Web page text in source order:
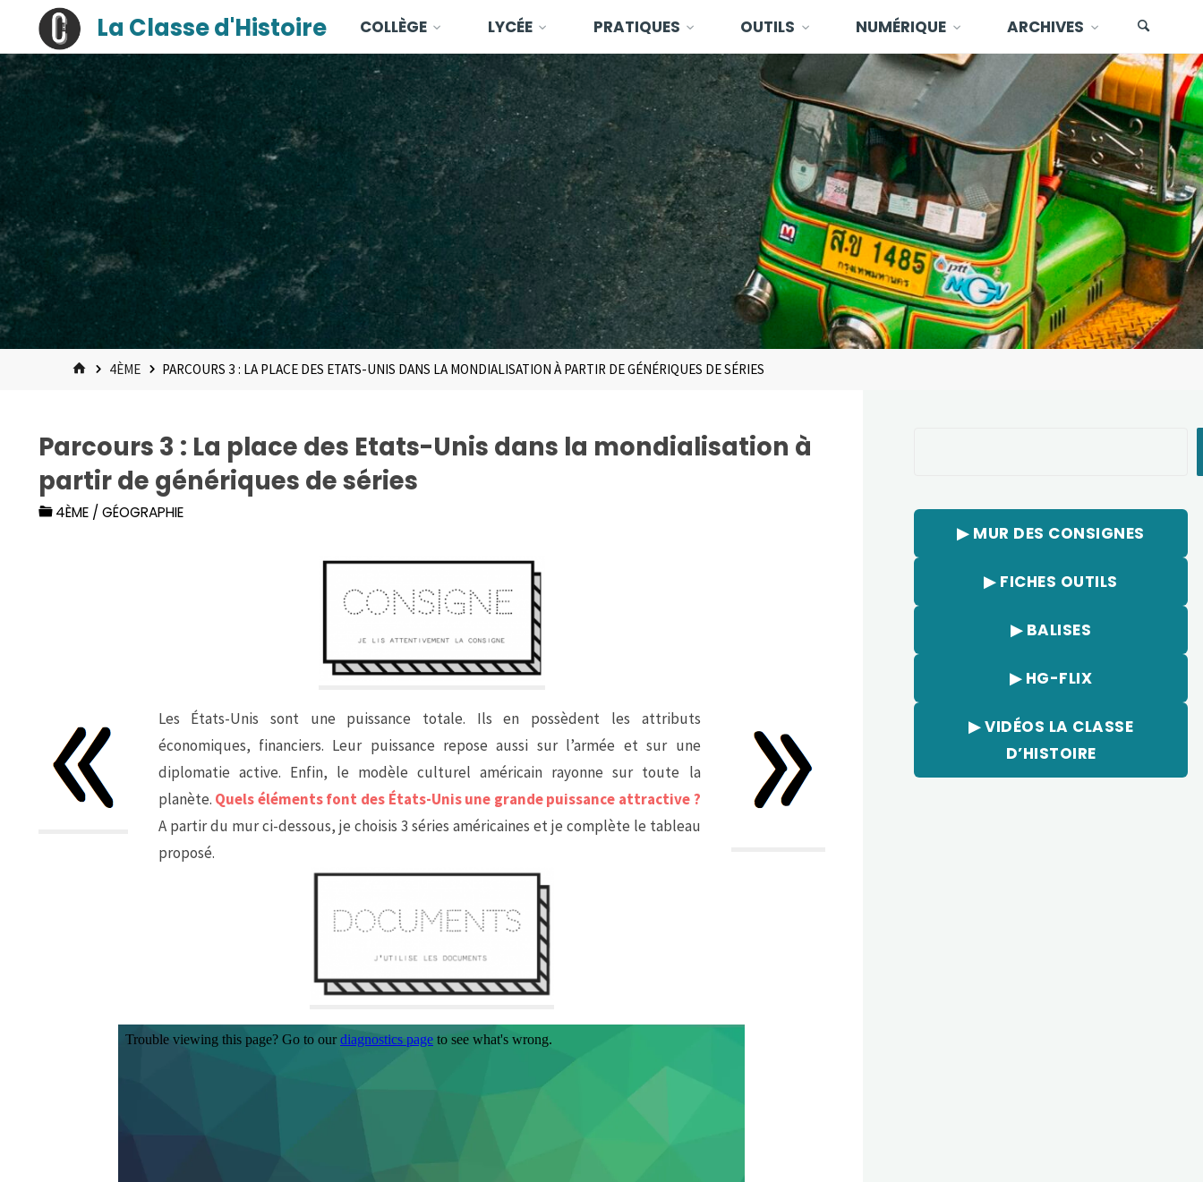
content
principal
La Classe d'Histoire COLLÈGE LYCÉE PRATIQUES OUTILS NUMÉRIQUE ARCHIVES
HOME4ÈME PARCOURS 3 : LA PLACE DES ETATS-UNIS DANS LA MONDIALISATION À PARTIR DE GÉNÉRIQUES DE SÉRIES
Parcours 3 : La place des Etats-Unis dans la mondialisation à
partir de génériques de séries
4ÈME / GÉOGRAPHIE
Les États-Unis sont une puissance totale. Ils en possèdent les attributs
économiques, financiers. Leur puissance repose aussi sur l’armée et sur une
diplomatie active. Enfin, le modèle culturel américain rayonne sur toute la
planète. Quels éléments font des États-Unis une grande puissance attractive ?
A partir du mur ci-dessous, je choisis 3 séries américaines et je complète le tableau
proposé.
▶︎ MUR DES CONSIGNES
▶︎ FICHES OUTILS
▶︎ BALISES
▶︎ HG-FLIX
▶︎ VIDÉOS LA CLASSE
D’HISTOIRE